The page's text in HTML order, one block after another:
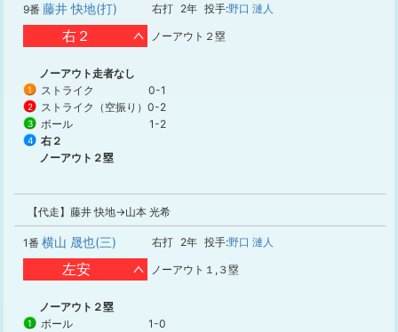
9番 藤井 快地(打) 右打 2年 投手:野口 漣人
右２ ノーアウト２塁
ノーアウト走者なし
1 ストライク 0-1
2 ストライク（空振り） 0-2
3 ボール 1-2
4
右２
ノーアウト２塁
【代走】藤井 快地→山本 光希
1番 横山 晟也(三) 右打 2年 投手:野口 漣人
左安 ノーアウト１,３塁
ノーアウト２塁
1 ボール 1-0